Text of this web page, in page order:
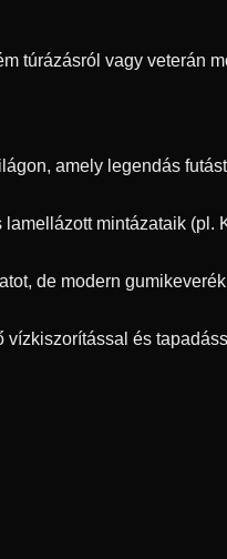
túrázásról vagy veterán
amely legendás
mintázataik (pl.
de modern
vízkiszorítással és